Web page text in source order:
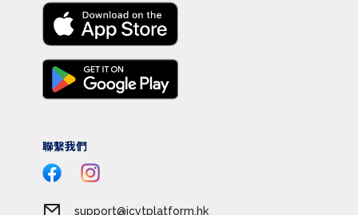
聯繫我們
support@jcvtplatform.hk